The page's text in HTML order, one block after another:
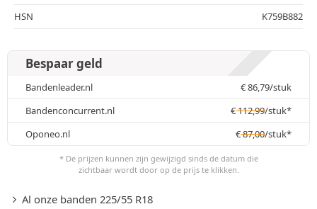
HSN
K759B882
Bespaar geld
Bandenleader.nl €86,79/stuk
Bandenconcurrent.nl
€112,99/stuk*
Oponeo.nl
€87,00/stuk*
* De prijzen kunnen zijn gewijzigd sinds de datum die
zichtbaar wordt door op de prijs te klikken.
Al onze banden 225/55 R18